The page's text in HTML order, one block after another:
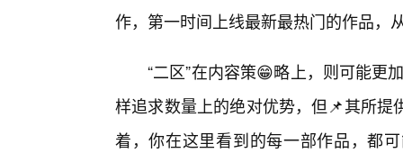
作，第一时间上线最新最热门的作品，
“二区”在内容策😁略上，则可能更
样追求数量上的绝对优势，但📌其所
着，你在这里看到的每一部作品，都